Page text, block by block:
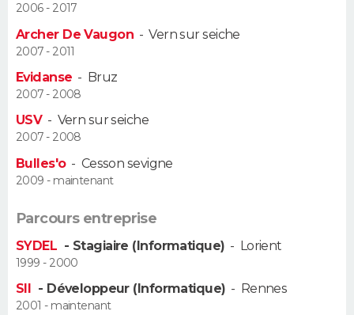
2006 - 2017
Archer De Vaugon -Vern sur seiche
2007 - 2011
Evidanse - Bruz
2007 - 2008
USV- Vern sur seiche
2007 - 2008
Bulles'o- Cesson sevigne
2009 - maintenant
Parcours entreprise
SYDEL - Stagiaire (Informatique) - Lorient
1999 - 2000
SII - Développeur (Informatique) - Rennes
2001 - maintenant